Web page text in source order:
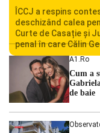
ÎCCJ a respins
deschizând calea
Curte de Casație și
penal în care Călin
persoane sunt
ordinii
judecătorii de la
A1.ro
Cum a
de baie